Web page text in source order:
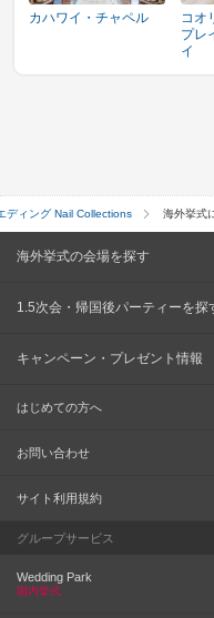
カハワイ・チャペル
コオ
プレ
イ
ディング Nail Collections 海外挙式
海外挙式の会場を探す
1.5次会・帰国後パーティーを探
キャンペーン・プレゼント情報
はじめての方へ
お問い合わせ
サイト利用規約
グループサービス
Wedding Park
国内挙式